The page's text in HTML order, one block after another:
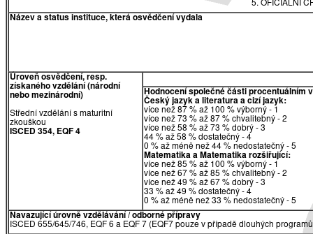
5. OFICIÁLNÍ
Název a status instituce, která osvědčení vydala
Úroveň osvědčení, resp.
získaného vzdělání (národní
nebo mezinárodní)
Střední vzdělání s maturitní
zkouškou
ISCED 354, EQF 4
Hodnocení společné části procentuálním
Český jazyk a literatura a cizí jazyk:
více než 87 % až 100 % výborný - 1
více než 73 % až 87 % chvalitebný - 2
více než 58 % až 73 % dobrý - 3
44 % až 58 % dostatečný - 4
0 % až méně než 44 % nedostatečný - 5
Matematika a Matematika rozšiřující:
více než 85 % až 100 % výborný - 1
více než 67 % až 85 % chvalitebný - 2
více než 49 % až 67 % dobrý - 3
33 % až 49 % dostatečný - 4
0 % až méně než 33 % nedostatečný - 5
Navazující úrovně vzdělávání / odborné přípravy
ISCED 655/645/746, EQF 6 a EQF 7 (EQF7 pouze v případě dlouhých